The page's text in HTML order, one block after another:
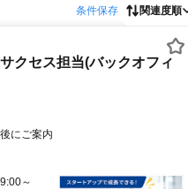
条件保存 関連度順
クセス担当(バックオフィ
～